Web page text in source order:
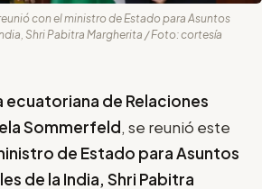
con el ministro de Estado para Asuntos
Shri Pabitra Margherita / Foto: cortesía
ecuatoriana de Relaciones
Sommerfeld, se reunió este
de Estado para Asuntos
de la India, Shri Pabitra